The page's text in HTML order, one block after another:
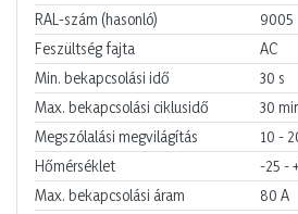
RAL-szám (hasonló)
9005
Feszültség fajta
AC
Min. bekapcsolási idő
30 s
Max. bekapcsolási ciklusidő
30
Megszólalási megvilágítás
10 -
Hőmérséklet
-25 -
Max. bekapcsolási áram
80 A